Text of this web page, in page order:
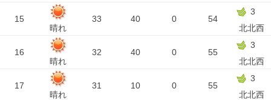
15
晴れ
33 40 0 54
3
北北西
16
晴れ
32 40 0 55
3
北北西
17
晴れ
31 10 0 55
3
北北西